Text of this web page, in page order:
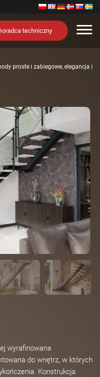
Doradca techniczny
proste i zabiegowe, elegancja i
wyrafinowana
do wnętrz, w których
Konstrukcja